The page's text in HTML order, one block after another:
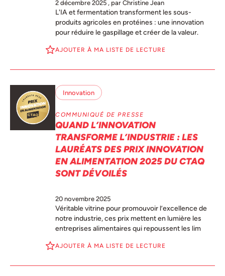
2 décembre 2025 , par Christine Jean
L'IA et fermentation transforment les sous-
produits agricoles en protéines : une innovation
pour réduire le gaspillage et créer de la valeur.
AJOUTER À MA LISTE DE LECTURE
Innovation
COMMUNIQUÉ DE PRESSE
QUAND L’INNOVATION
TRANSFORME L’INDUSTRIE : LES
LAURÉATS DES PRIX INNOVATION
EN ALIMENTATION 2025 DU CTAQ
SONT DÉVOILÉS
20 novembre 2025
Véritable vitrine pour promouvoir l’excellence de
notre industrie, ces prix mettent en lumière les
entreprises alimentaires qui repoussent les lim
AJOUTER À MA LISTE DE LECTURE